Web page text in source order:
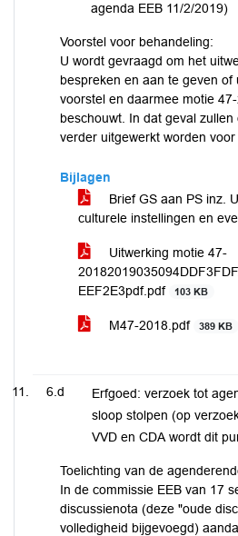
agenda EEB 11/2/2019)
Voorstel voor behandeling:
U wordt gevraagd om het
bespreken en aan te geven
voorstel en daarmee motie
beschouwt. In dat geval
verder uitgewerkt worden
Bijlagen
Brief GS aan PS inz.
culturele instellingen en
Uitwerking motie 47-
EEF2E3pdf.pdf
103 KB
M47-2018.pdf 389 KB
6.d
Erfgoed: verzoek tot
sloop stolpen (op verzoek van D66, PvdA, GL,
VVD en CDA wordt dit
Toelichting van de
In de commissie EEB van 17
discussienota (deze "oude
volledigheid bijgevoegd)